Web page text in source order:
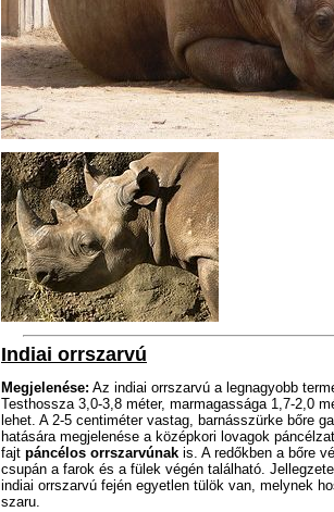
Indiai orrszarvú
Megjelenése: Az indiai orrszarvú a legnagyobb
Testhossza 3,0-3,8 méter, marmagassága 1,7-2,0
lehet. A 2-5 centiméter vastag, barnásszürke bőre
hatására megjelenése a középkori lovagok
fajt páncélos orrszarvúnak is. A redőkben a bőre
csupán a farok és a fülek végén található.
indiai orrszarvú fején egyetlen tülök van, melynek
szaru.